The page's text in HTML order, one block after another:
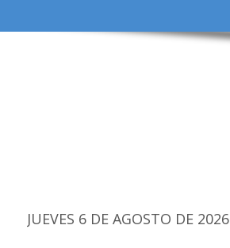
JUEVES 6 DE AGOSTO DE 2026